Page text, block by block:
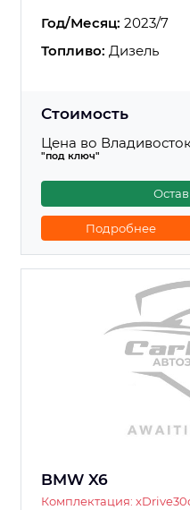
Год/Месяц: 2023/7
Топливо: Дизель
Стоимость
Цена во
"под ключ"
Подробнее
BMW X6
Комплектация: